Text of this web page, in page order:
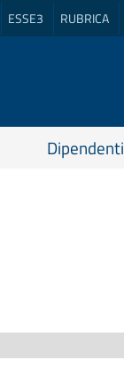
ESSE3 RUBRICA
Dipendenti